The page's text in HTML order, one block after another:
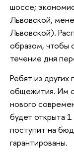
шоссе;
Львовской,
Львовской).
образом, чтобы
течение дня
Ребят из
общежития. Им
нового
будет открыта
поступит на
гарантированы.